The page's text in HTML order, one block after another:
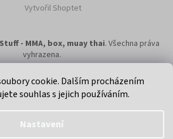
cookie. Dalším procházením
souhlas s jejich používáním.
Nastavení
Vytvořil Shoptet
- MMA, box, muay thai. Všechna práva
vyhrazena.
eshop pro cyklisty a bikery.